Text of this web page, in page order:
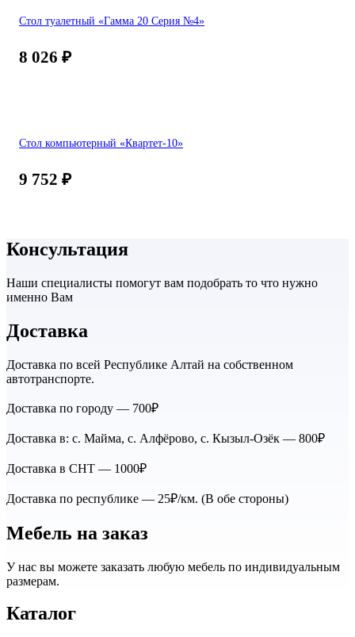
Стол туалетный «Гамма 20 Серия №4»
8 026 ₽
Стол компьютерный «Квартет-10»
9 752 ₽
Консультация
Наши специалисты помогут вам подобрать то что нужно
именно Вам
Доставка
Доставка по всей Республике Алтай на собственном
автотранспорте.
Доставка по городу — 700₽
Доставка в: с. Майма, с. Алфёрово, с. Кызыл-Озёк — 800₽
Доставка в СНТ — 1000₽
Доставка по республике — 25₽/км. (В обе стороны)
Мебель на заказ
У нас вы можете заказать любую мебель по индивидуальным
размерам.
Каталог